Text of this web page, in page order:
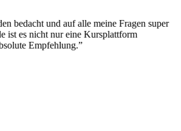
bedacht und auf alle meine Fragen super
ist es nicht nur eine Kursplattform
Empfehlung.”